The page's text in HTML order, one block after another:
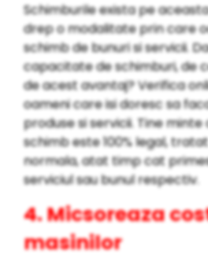
Schimburile exista pe
drep o modalitate prin care
schimb de bunuri si servicii.
capacitate de schimburi, de
de acest avantaj? Verifica
oameni care isi doresc sa
produse si servicii. Tine
schimb este 100% legal,
normala, atat timp cat
serviciul sau bunul respectiv.
4. Micsoreaza
masinilor